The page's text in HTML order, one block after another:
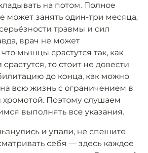
на потом. Полное
может занять один-три месяца,
травмы и сил
врач не может
что мышцы срастутся так, как
то стоит не довести
до конца, как можно
на всю жизнь с ограничением в
Поэтому слушаем
выполнять все указания.
и упали, не спешите
себя — здесь каждое